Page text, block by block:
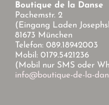
Boutique de la Danse
Pachemstr. 2
(Eingang Laden
81673 München
Telefon: 089.18942003
Mobil: 0179.5421236
(Mobil nur SMS oder
info@boutique-de-la-